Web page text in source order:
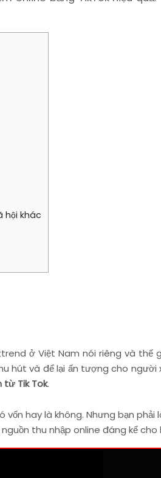
hội khác
ở Việt Nam nói riêng và thế
hút và để lại ấn tượng cho người
từ Tik Tok.
hay là không. Nhưng bạn
thu nhập online đáng kể cho